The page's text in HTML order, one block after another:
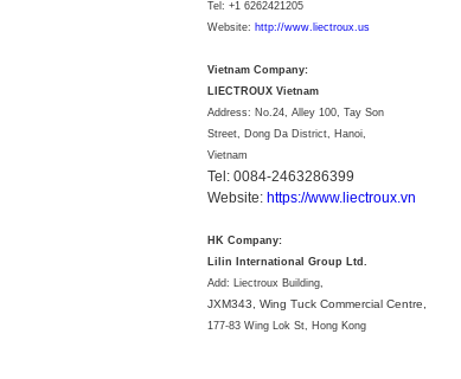
Tel: +1 6262421205
Website: http://www.liectroux.us
Vietnam Company:
LIECTROUX Vietnam
Address: No.24, Alley 100, Tay Son
Street, Dong Da District, Hanoi,
Vietnam
Tel: 0084-2463286399
Website: https://www.liectroux.vn
HK Company:
Lilin International Group Ltd.
Add: Liectroux Building,
JXM343, Wing Tuck Commercial Centre,
177-83 Wing Lok St, Hong Kong